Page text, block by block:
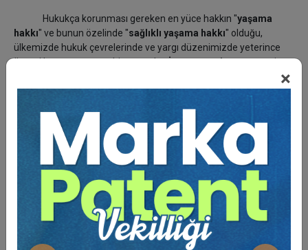
×
Hukukça korunması gereken en yüce hakkın "yaşama
hakkı" ve bunun özelinde "sağlıklı yaşama hakkı" olduğu,
ülkemizde hukuk çevrelerinde ve yargı düzenimizde yeterince
önemi kavranamamış, bir sorundur.İnsan zararlarınıntazminat
sağlanamadığı gibi, toplum yapımızla ilgili bugüne kadar hiç bir
güncelliğini yitirmiş bir takım tablolarla, göstergelerle ve
formüllerle yetinilmiş; bu yüzden öldürülen veya sakat bırakılan
kişilerle ilgili davalarda verilen kararlar birbirinden farklı olmuş; hiç
bir zaman adaletli sonuçlar alınamamıştır.
Öte yandan, öldürülen veya sakat bırakılan kişilerin "insan
olarak ^yaşama hakkı" bağlamında değerlendirilmeleri bir yana
bırakılarak, kurumların, iş çevrelerinin ve sigorta şirketlerinin
yoğun baskı ve etkileri altında hep tazminatın çokluğu-azlığı
tartışılmış; iş kazalarının veya trafik kazalarının önlenmesi veya